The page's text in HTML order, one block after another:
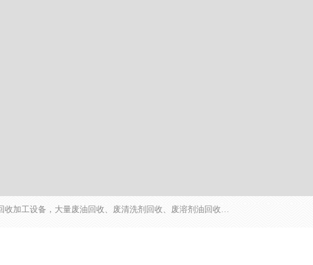
东莞市大岭山莞峰清洗剂经营部拥有的回收加工设备，大量废油回收、废清洗剂回收、废溶剂油回收、机械废油废清洗剂回收、废碳氢回收、碳氢液压油回收、碳氢二氯回收等废清洗剂处理；我们只是提供废旧化工原料的循环使用存放点，执行正规的存放，有正规的回收资质处理。同时我们公司批发零售回收级清洗剂，脱模油再生基础油，质量保证。